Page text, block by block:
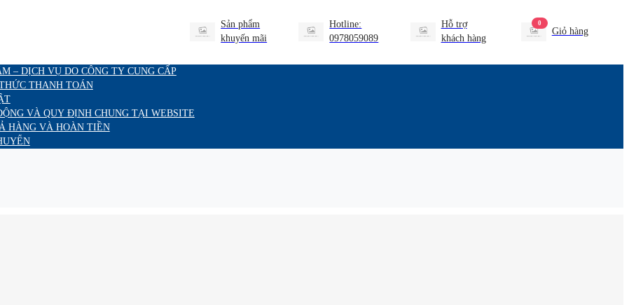
Sản phẩm
khuyến mãi
Hotline:
0978059089
Hỗ trợ
khách hàng
0
Giỏ hàng
– DỊCH VỤ DO CÔNG TY CUNG CẤP
THANH TOÁN
VÀ QUY ĐỊNH CHUNG TẠI WEBSITE
HÀNG VÀ HOÀN TIỀN